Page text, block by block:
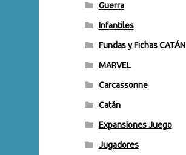
Guerra
Infantiles
Fundas y Fichas CATÁN
MARVEL
Carcassonne
Catán
Expansiones Juego
Jugadores